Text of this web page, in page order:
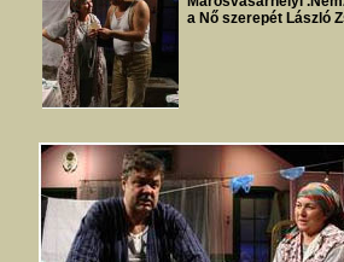
a Nő szerepét László